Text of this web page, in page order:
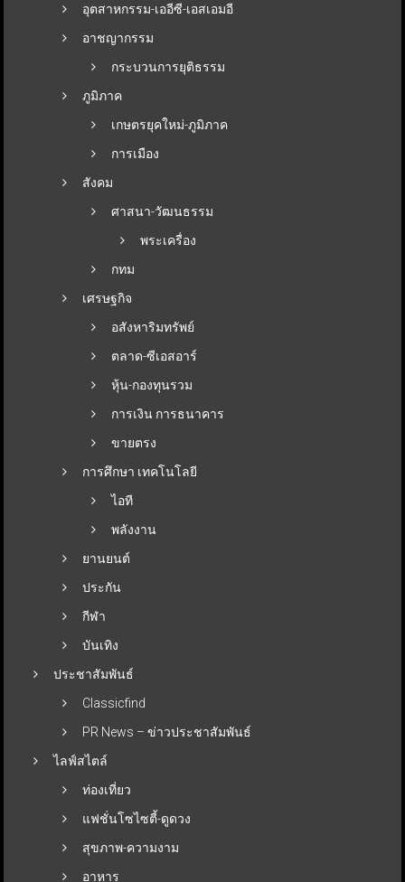
อุตสาหกรรม-เออีซี-เอสเอมอี
อาชญากรรม
กระบวนการยุติธรรม
ภูมิภาค
เกษตรยุคใหม่-ภูมิภาค
การเมือง
สังคม
ศาสนา-วัฒนธรรม
พระเครื่อง
กทม
เศรษฐกิจ
อสังหาริมทรัพย์
ตลาด-ซีเอสอาร์
หุ้น-กองทุนรวม
การเงิน การธนาคาร
ขายตรง
การศึกษา เทคโนโลยี
ไอที
พลังงาน
ยานยนต์
ประกัน
กีฬา
บันเทิง
ประชาสัมพันธ์
Classicfind
PR News – ข่าวประชาสัมพันธ์
ไลฟ์สไตล์
ท่องเที่ยว
แฟชั่นโซไซตี้-ดูดวง
สุขภาพ-ความงาม
อาหาร